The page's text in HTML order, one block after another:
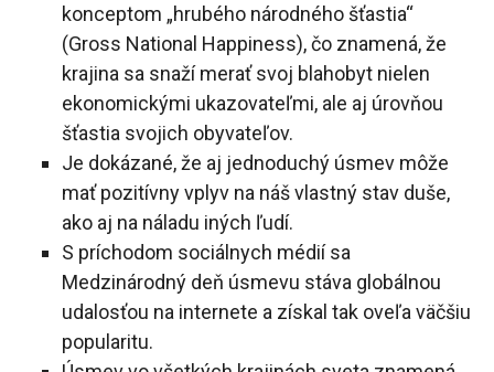
konceptom „hrubého národného šťastia“
(Gross National Happiness), čo znamená, že
krajina sa snaží merať svoj blahobyt nielen
ekonomickými ukazovateľmi, ale aj úrovňou
šťastia svojich obyvateľov.
Je dokázané, že aj jednoduchý úsmev môže
mať pozitívny vplyv na náš vlastný stav duše,
ako aj na náladu iných ľudí.
S príchodom sociálnych médií sa
Medzinárodný deň úsmevu stáva globálnou
udalosťou na internete a získal tak oveľa väčšiu
popularitu.